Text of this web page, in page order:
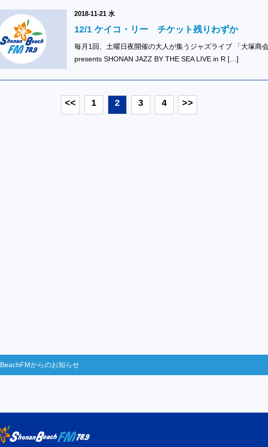
2018-11-21 水
12/1 ケイコ・リー チケット残りわずか
毎月1回、土曜日夜開催の大人が集うジャズライブ 「大塚商
presents SHONAN JAZZ BY THE SEA LIVE in R […]
<< 1 2 3 4 >>
BeachFMからのお知らせ